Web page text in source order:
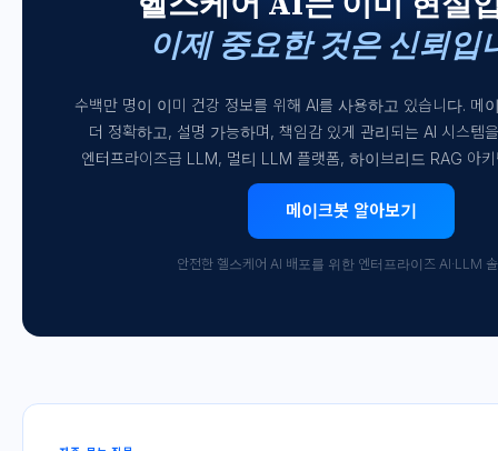
이제 중요한 것은 신뢰입
수백만 명이 이미 건강 정보를 위해 AI를 사용하고 있습니다. 메
더 정확하고, 설명 가능하며, 책임감 있게 관리되는 AI 시스템
엔터프라이즈급 LLM, 멀티 LLM 플랫폼, 하이브리드 RAG 아
메이크봇 알아보기
안전한 헬스케어 AI 배포를 위한 엔터프라이즈 AI·LLM